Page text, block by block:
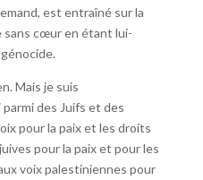
est entraîné sur la
sans cœur en étant lui-
Mais je suis
des Juifs et des
pour la paix et les droits
pour la paix et pour les
voix palestiniennes pour